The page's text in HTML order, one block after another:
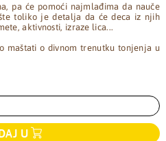
pa će pomoći najmlađima da nauče
toliko je detalja da će deca iz njih
aktivnosti, izraze lica...
maštati o divnom trenutku tonjenja u
U